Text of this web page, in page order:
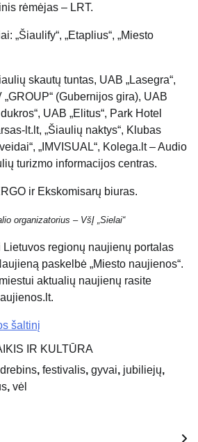
rėmėjas – LRT.
„Šiaulify“, „Etaplius“, „Miesto
skautų tuntas, UAB „Lasegra“,
„GROUP“ (Gubernijos gira), UAB
UAB „Elitus“, Park Hotel
lt.lt, „Šiaulių naktys“, Klubas
„IMVISUAL“, Kolega.lt – Audio
turizmo informacijos centras.
ir Ekskomisarų biuras.
organizatorius – VšĮ „Sielai“
regionų naujienų portalas
paskelbė „Miesto naujienos“.
aktualių naujienų rasite
šaltinį
IR KULTŪRA
drebins, festivalis, gyvai, jubiliejų,
, vėl